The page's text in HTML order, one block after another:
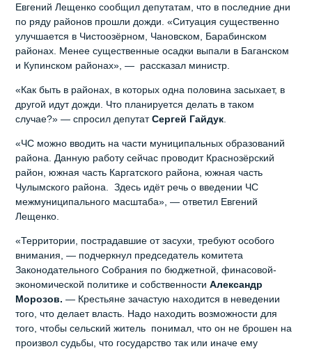
Евгений Лещенко сообщил депутатам, что в последние дни
по ряду районов прошли дожди. «Ситуация существенно
улучшается в Чистоозёрном, Чановском, Барабинском
районах. Менее существенные осадки выпали в Баганском
и Купинском районах», — рассказал министр.
«Как быть в районах, в которых одна половина засыхает, в
другой идут дожди. Что планируется делать в таком
случае?» — спросил депутатСергей Гайдук
«ЧС можно вводить на части муниципальных образований
района. Данную работу сейчас проводит Краснозёрский
район, южная часть Каргатского района, южная часть
Чулымского района. Здесь идёт речь о введении ЧС
межмуниципального масштаба», — ответил Евгений
Лещенко.
«Территории, пострадавшие от засухи, требуют особого
внимания, — подчеркнул председатель комитета
Законодательного Собрания по бюджетной, финасовой-
экономической политике и собственностиАлександр
Морозов. — Крестьяне зачастую находится в неведении
того, что делает власть. Надо находить возможности для
того, чтобы сельский житель понимал, что он не брошен на
произвол судьбы, что государство так или иначе ему